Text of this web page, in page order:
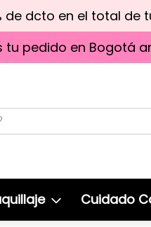
de dcto en el total
tu pedido en Bogotá
Cuidado